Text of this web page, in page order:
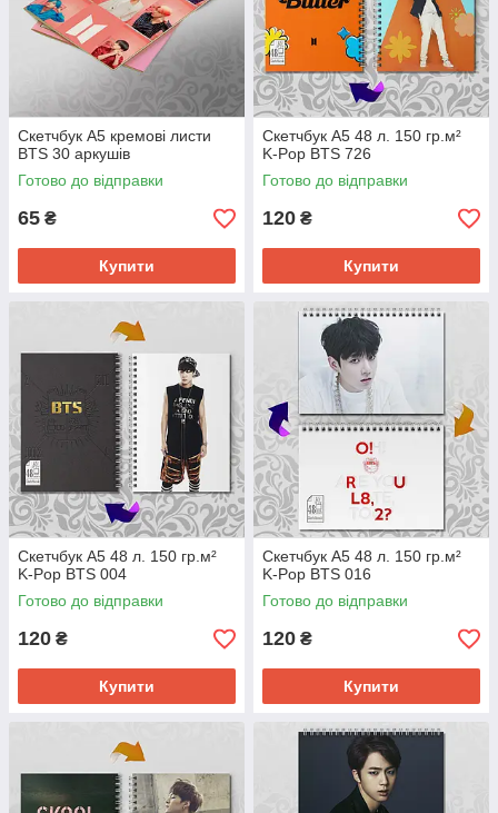
Скетчбук А5 кремові листи
BTS 30 аркушів
Готово до відправки
65 ₴
Купити
Скетчбук А5 48 л. 150 гр.м²
K-Pop BTS 726
Готово до відправки
120 ₴
Купити
Скетчбук А5 48 л. 150 гр.м²
K-Pop BTS 004
Готово до відправки
120 ₴
Купити
Скетчбук А5 48 л. 150 гр.м²
K-Pop BTS 016
Готово до відправки
120 ₴
Купити